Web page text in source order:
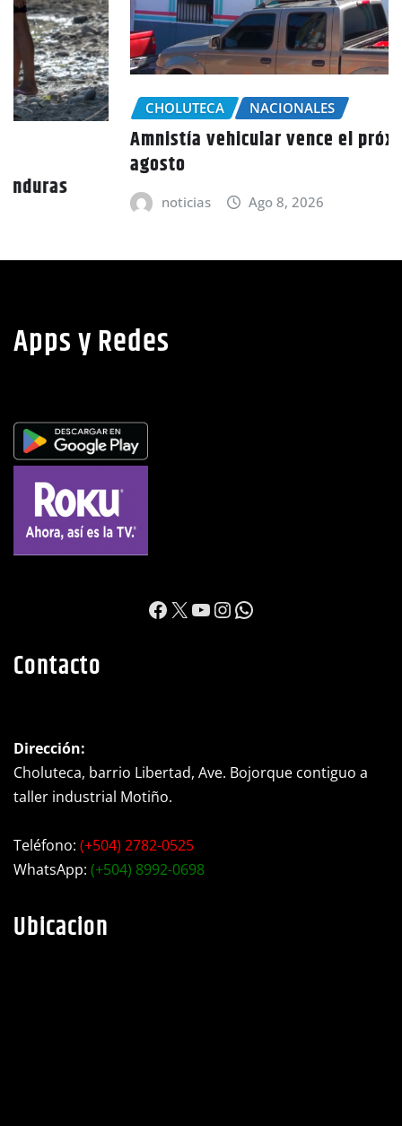
CHOLUTECA NACIONALES
Amnistía vehicular vence el próximo 25 de
Ago 8, 2026
Apps y Redes
https://
X YouTube
Instagram
WhatsApp
Contacto
Dirección:
Choluteca, barrio Libertad, Ave. Bojorque contiguo a
taller industrial Motiño.
Teléfono: (+504) 2782-0525
WhatsApp: (+504) 8992-0698
Ubicacion